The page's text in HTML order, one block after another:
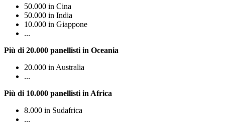
50.000 in Cina
50.000 in India
10.000 in Giappone
...
Più di 20.000 panellisti in Oceania
20.000 in Australia
...
Più di 10.000 panellisti in Africa
8.000 in Sudafrica
...